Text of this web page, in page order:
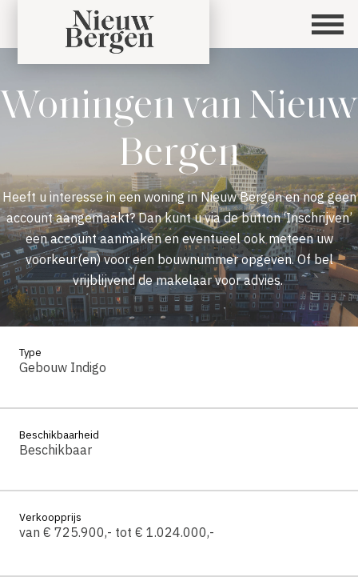
Woningen van Nieuw
Bergen
Heeft u interesse in een woning in Nieuw Bergen en nog geen
account aangemaakt? Dan kunt u via de button ‘Inschrijven’
een account aanmaken en eventueel ook meteen uw
voorkeur(en) voor een bouwnummer opgeven. Of bel
vrijblijvend de makelaar voor advies.
Type
Gebouw Indigo
Beschikbaarheid
Beschikbaar
Verkoopprijs
van € 725.900,- tot € 1.024.000,-